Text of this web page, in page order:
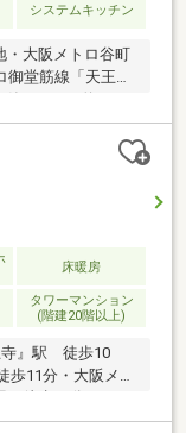
システムキッチン
・大阪メトロ谷町
御堂筋線「天王
ン・WIC等、各所
約有)▼設備・デ
ナ機能付浴室換気
〇ローシルエッ
玄関前インター
ングダイニング
お手伝いします
はお気軽にお問
床暖房
タワーマンション
(階建20階以上)
寺』駅 徒歩10
11分・大阪メト
る規制有）■現